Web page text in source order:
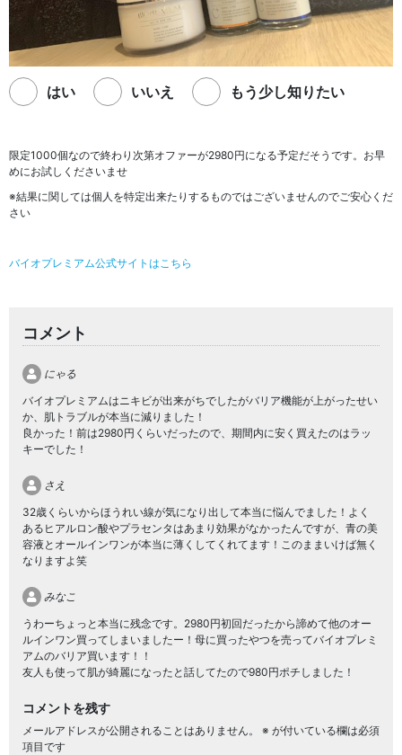
はい いいえ もう少し知りたい
限定1000個なので終わり次第オファーが2980円になる予定だそうです。お早
めにお試しくださいませ
※結果に関しては個人を特定出来たりするものではございませんのでご安心くだ
さい
バイオプレミアム公式サイトはこちら
コメント
にゃる
バイオプレミアムはニキビが出来がちでしたがバリア機能が上がったせい
か、肌トラブルが本当に減りました！
良かった！前は2980円くらいだったので、期間内に安く買えたのはラッ
キーでした！
さえ
32歳くらいからほうれい線が気になり出して本当に悩んでました！よく
あるヒアルロン酸やプラセンタはあまり効果がなかったんですが、青の美
容液とオールインワンが本当に薄くしてくれてます！このままいけば無く
なりますよ笑
みなこ
うわーちょっと本当に残念です。2980円初回だったから諦めて他のオー
ルインワン買ってしまいましたー！母に買ったやつを売ってバイオプレミ
アムのバリア買います！！
友人も使って肌が綺麗になったと話してたので980円ポチしました！
コメントを残す
メールアドレスが公開されることはありません。 ※ が付いている欄は必須
項目です